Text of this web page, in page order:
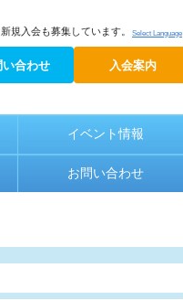
Select Language
規入会も募集しています。
い合わせ 入会案内
イベント情報
お問い合わせ